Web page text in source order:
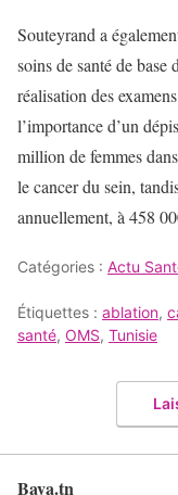
Souteyrand a
soins de santé de
réalisation des
l’importance d’un
million de femmes
le cancer du sein,
annuellement, à 458
Catégories : Actu
Étiquettes : ablation,
santé, OMS, Tunisie
Baya.tn